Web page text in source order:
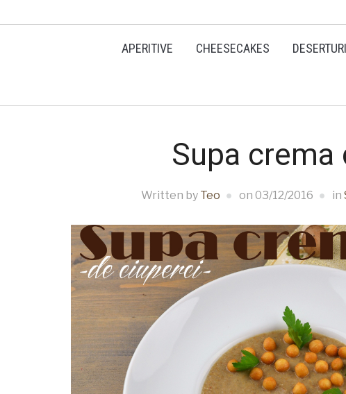
APERITIVE CHEESECAKES DESERTURI
Supa crema
Written by Teo on 03/12/2016 in